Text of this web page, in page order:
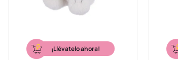
¡Llévatelo ahora!